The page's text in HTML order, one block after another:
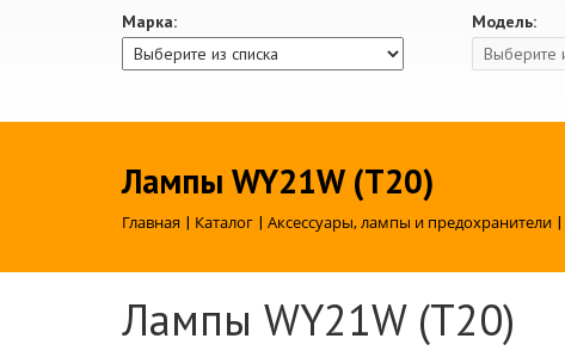
Марка: Модель:
Лампы WY21W (T20)
Главная | Каталог | Аксессуары, лампы и предохранители |
Лампы WY21W (T20)